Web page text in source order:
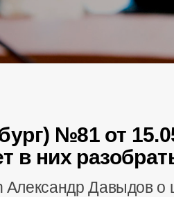
№81 от
в них
Александр Давыдов